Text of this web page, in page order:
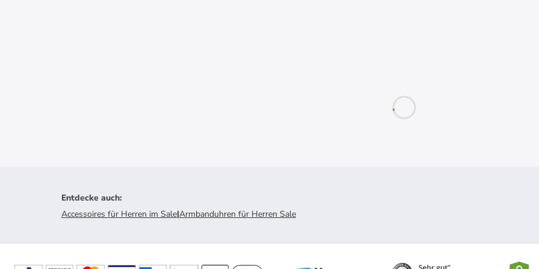
Entdecke auch:
Accessoires für Herren im Sale|Armbanduhren für Herren Sale